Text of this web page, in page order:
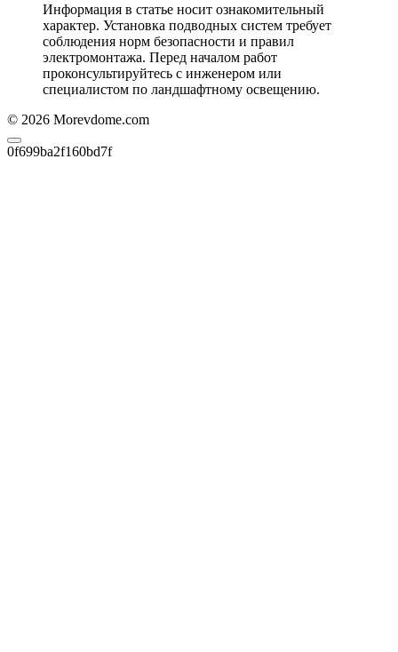
Информация в статье носит ознакомительный
характер. Установка подводных систем требует
соблюдения норм безопасности и правил
электромонтажа. Перед началом работ
проконсультируйтесь с инженером или
специалистом по ландшафтному освещению.
© 2026 Morevdome.com
0f699ba2f160bd7f